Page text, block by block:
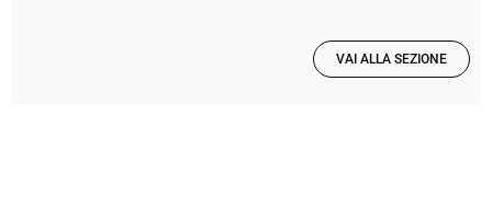
VAI ALLA SEZIONE